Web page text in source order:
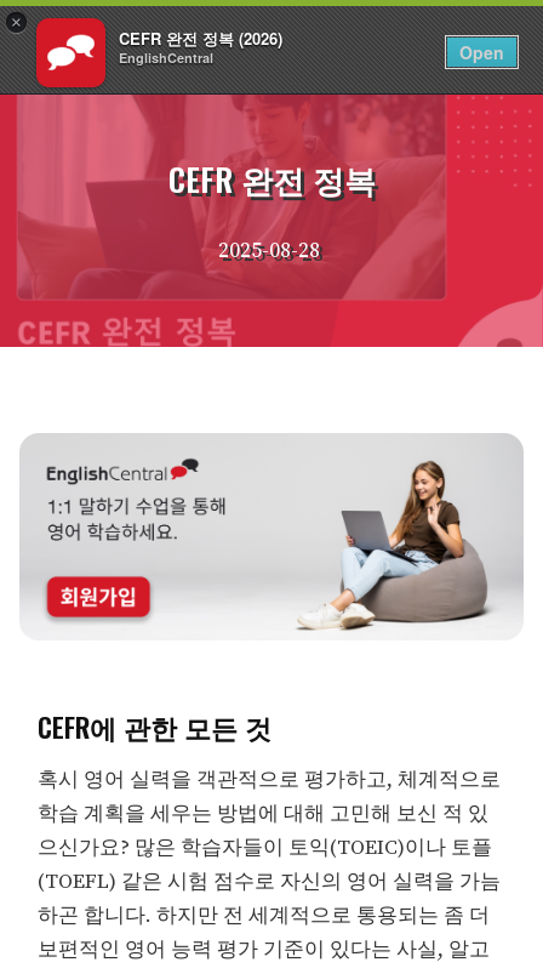
×
CEFR 완전 정복 (2026)
EnglishCentral Open
로그인 KO
Skip
CEFR 완전 정복
2025-08-28
CEFR에 관한 모든 것
혹시 영어 실력을 객관적으로 평가하고, 체계적으로
학습 계획을 세우는 방법에 대해 고민해 보신 적 있
으신가요? 많은 학습자들이 토익(TOEIC)이나 토플
(TOEFL) 같은 시험 점수로 자신의 영어 실력을 가늠
하곤 합니다. 하지만 전 세계적으로 통용되는 좀 더
보편적인 영어 능력 평가 기준이 있다는 사실, 알고